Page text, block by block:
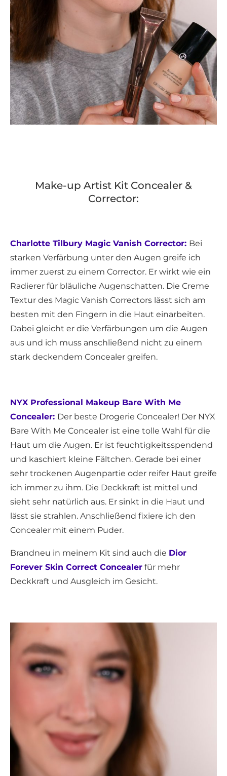
Make-up Artist Kit Concealer &
Corrector:
Charlotte Tilbury Magic Vanish Corrector: Bei
starken Verfärbung unter den Augen greife ich
immer zuerst zu einem Corrector. Er wirkt wie ein
Radierer für bläuliche Augenschatten. Die Creme
Textur des Magic Vanish Correctors lässt sich am
besten mit den Fingern in die Haut einarbeiten.
Dabei gleicht er die Verfärbungen um die Augen
aus und ich muss anschließend nicht zu einem
stark deckendem Concealer greifen.
NYX Professional Makeup Bare With Me
Concealer: Der beste Drogerie Concealer! Der NYX
Bare With Me Concealer ist eine tolle Wahl für die
Haut um die Augen. Er ist feuchtigkeitsspendend
und kaschiert kleine Fältchen. Gerade bei einer
sehr trockenen Augenpartie oder reifer Haut greife
ich immer zu ihm. Die Deckkraft ist mittel und
sieht sehr natürlich aus. Er sinkt in die Haut und
lässt sie strahlen. Anschließend fixiere ich den
Concealer mit einem Puder.
Brandneu in meinem Kit sind auch die Dior
Forever Skin Correct Concealer für mehr
Deckkraft und Ausgleich im Gesicht.